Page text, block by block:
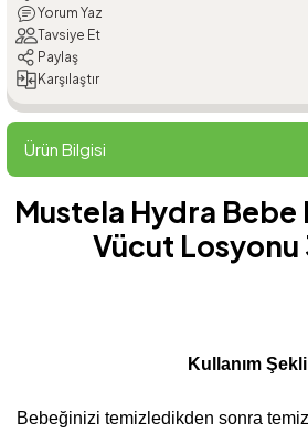
Yorum Yaz
Tavsiye Et
Paylaş
Karşılaştır
Ürün Bilgisi
Mustela Hydra
Vücut
Kullanım Şekli
Bebeğinizi temizledikden sonra